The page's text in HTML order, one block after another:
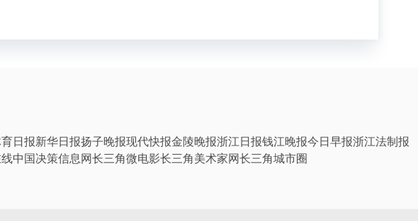
日报新华日报扬子晚报现代快报金陵晚报浙江日报钱江晚报今日早报浙江法制报
中国决策信息网长三角微电影长三角美术家网长三角城市圈